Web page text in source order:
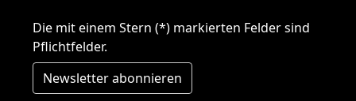
Die mit einem Stern (*) markierten Felder sind
Pflichtfelder.
Newsletter abonnieren